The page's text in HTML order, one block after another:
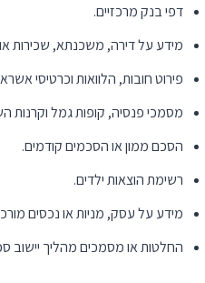
דפי בנק מרכזיים.
מידע על דירה, משכנתא, שכירות
פירוט חובות, הלוואות וכרטיסי
מסמכי פנסיה, קופות גמל וקרנות
הסכם ממון או הסכמים קודמים.
רשימת הוצאות ילדים.
מידע על עסק, מניות או נכסים
החלטות או מסמכים מהליך יישוב